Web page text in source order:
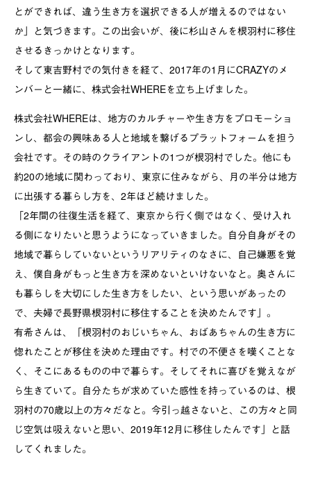
とができれば、違う生き方を選択できる人が増えるのではない
か」と気づきます。この出会いが、後に杉山さんを根羽村に移住
させるきっかけとなります。
そして東吉野村での気付きを経て、2017年の1月にCRAZYのメ
ンバーと一緒に、株式会社WHEREを立ち上げました。
株式会社WHEREは、地方のカルチャーや生き方をプロモーショ
ンし、都会の興味ある人と地域を繋げるプラットフォームを担う
会社です。その時のクライアントの1つが根羽村でした。他にも
約20の地域に関わっており、東京に住みながら、月の半分は地方
に出張する暮らし方を、2年ほど続けました。
「2年間の往復生活を経て、東京から行く側ではなく、受け入れ
る側になりたいと思うようになっていきました。自分自身がその
地域で暮らしていないというリアリティのなさに、自己嫌悪を覚
え、僕自身がもっと生き方を深めないといけないなと。奥さんに
も暮らしを大切にした生き方をしたい、という思いがあったの
で、夫婦で長野県根羽村に移住することを決めたんです」。
有希さんは、「根羽村のおじいちゃん、おばあちゃんの生き方に
惚れたことが移住を決めた理由です。村での不便さを嘆くことな
く、そこにあるものの中で暮らす。そしてそれに喜びを覚えなが
ら生きていて。自分たちが求めていた感性を持っているのは、根
羽村の70歳以上の方々だなと。今引っ越さないと、この方々と同
じ空気は吸えないと思い、2019年12月に移住したんです」と話
してくれました。